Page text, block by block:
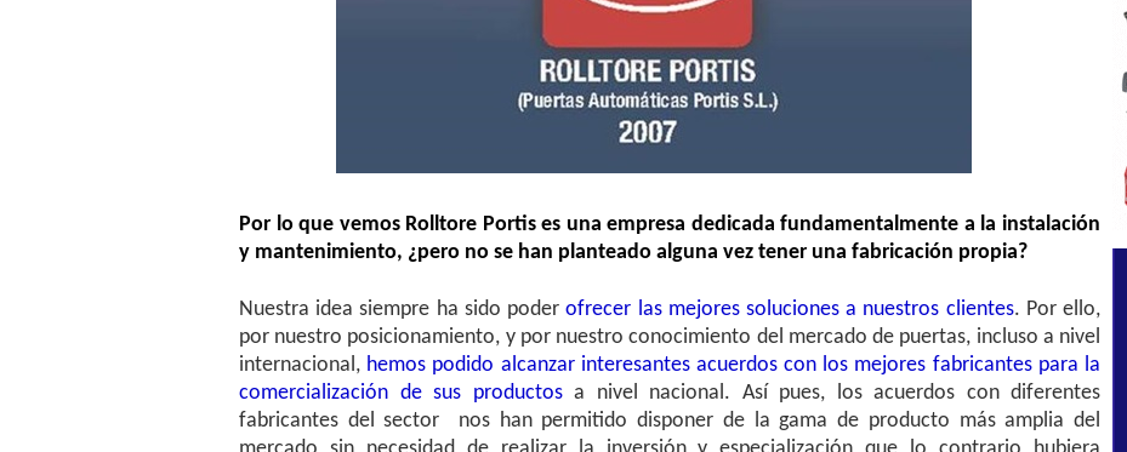
Por lo que vemos Rolltore Portis es una empresa dedicada fundamentalmente a la instalación
y mantenimiento, ¿pero no se han planteado alguna vez tener una fabricación propia?
Nuestra idea siempre ha sido poder ofrecer las mejores soluciones a nuestros clientes. Por ello,
por nuestro posicionamiento, y por nuestro conocimiento del mercado de puertas, incluso a nivel
internacional, hemos podido alcanzar interesantes acuerdos con los mejores fabricantes para la
comercialización de sus productosa nivel nacional. Así pues, los acuerdos con diferentes
fabricantes del sector nos han permitido disponer de la gama de producto más amplia del